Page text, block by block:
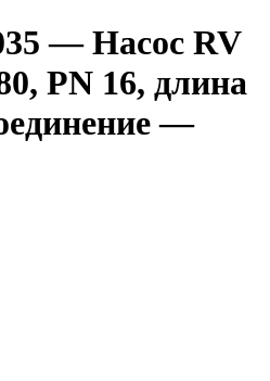
— Насос RV
PN 16, длина
—